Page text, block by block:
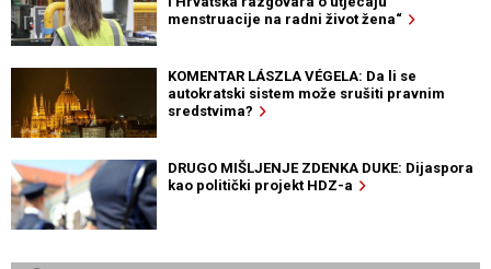
menstruacije na radni život žena“
KOMENTAR LÁSZLA VÉGELA: Da li se
autokratski sistem može srušiti pravnim
sredstvima?
DRUGO MIŠLJENJE ZDENKA DUKE: Dijaspora
kao politički projekt HDZ-a